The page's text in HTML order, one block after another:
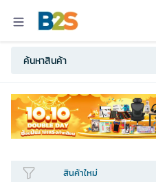
สินค้าใหม่​